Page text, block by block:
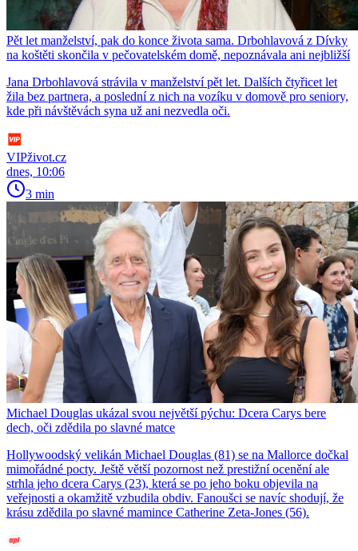
Pět let manželství, pak do konce života sama. Drbohlavová z Dívky
na koštěti skončila v pečovatelském domě, nepoznávala ani nejbližší
Jana Drbohlavová strávila v manželství pět let. Dalších čtyřicet let
žila bez partnera, a poslední z nich na vozíku v domově pro seniory,
kde při návštěvách syna už ani nezvedla oči.
VIPživot.cz
dnes, 10:06
3 min
Michael Douglas ukázal svou největší pýchu: Dcera Carys bere
dech, oči zdědila po slavné matce
Hollywoodský velikán Michael Douglas (81) se na Mallorce dočkal
mimořádné pocty. Ještě větší pozornost než prestižní ocenění ale
strhla jeho dcera Carys (23), která se po jeho boku objevila na
veřejnosti a okamžitě vzbudila obdiv. Fanoušci se navíc shodují, že
krásu zdědila po slavné mamince Catherine Zeta-Jones (56).